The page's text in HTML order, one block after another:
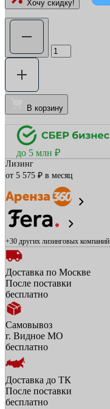
Хочу скидку!
В корзину
до 5 млн ₽
Лизинг
от 5 575 ₽ в месяц
+30 других лизинговых компаний
Доставка по Москве
После поставки
бесплатно
Самовывоз
г. Видное МО
бесплатно
Доставка до ТК
После поставки
бесплатно